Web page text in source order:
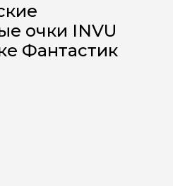
очки INVU
Фантастик